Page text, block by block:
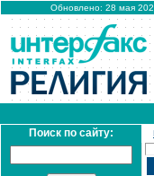
Обновлено: 28 мая
Поиск по сайту: